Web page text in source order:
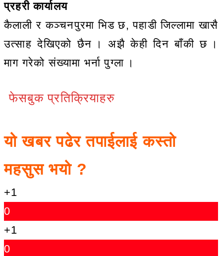
प्रहरी कार्यालय
कैलाली र कञ्चनपुरमा भिड छ, पहाडी जिल्लामा खासै
उत्साह देखिएको छैन । अझै केही दिन बाँकी छ ।
माग गरेको संख्यामा भर्ना पुग्ला ।
फेसबुक प्रतिक्रियाहरु
यो खबर पढेर तपाईलाई कस्तो
महसुस भयो ?
+1
0
+1
0